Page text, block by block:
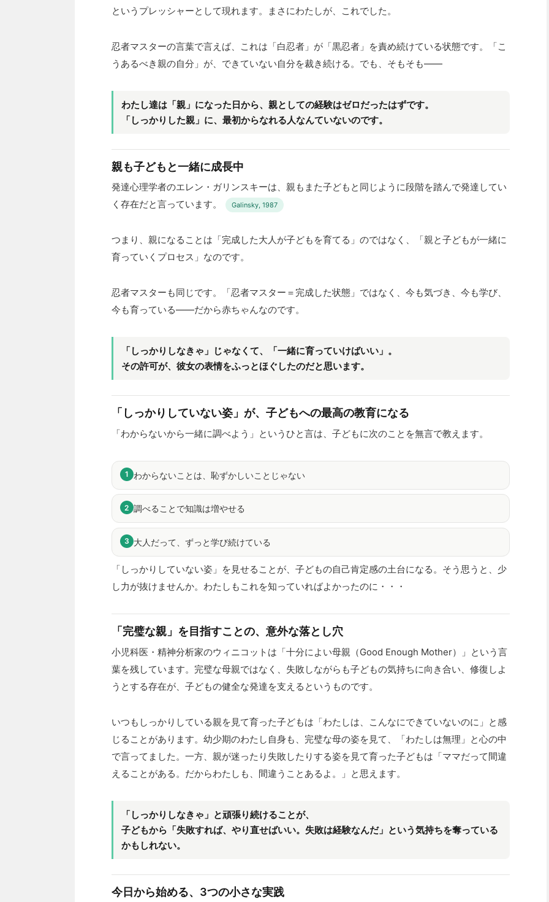
というプレッシャーとして現れます。まさにわたしが、これでした。
忍者マスターの言葉で言えば、これは「白忍者」が「黒忍者」を責め続けている状態です。「こ
うあるべき親の自分」が、できていない自分を裁き続ける。でも、そもそも——
わたし達は「親」になった日から、親としての経験はゼロだったはずです。
「しっかりした親」に、最初からなれる人なんていないのです。
親も子どもと一緒に成長中
発達心理学者のエレン・ガリンスキーは、親もまた子どもと同じように段階を踏んで発達してい
く存在だと言っています。
Galinsky, 1987
つまり、親になることは「完成した大人が子どもを育てる」のではなく、「親と子どもが一緒に
育っていくプロセス」なのです。
忍者マスターも同じです。「忍者マスター＝完成した状態」ではなく、今も気づき、今も学び、
今も育っている——だから赤ちゃんなのです。
「しっかりしなきゃ」じゃなくて、「一緒に育っていけばいい」。
その許可が、彼女の表情をふっとほぐしたのだと思います。
「しっかりしていない姿」が、子どもへの最高の教育になる
「わからないから一緒に調べよう」というひと言は、子どもに次のことを無言で教えます。
1 わからないことは、恥ずかしいことじゃない
2 調べることで知識は増やせる
3 大人だって、ずっと学び続けている
「しっかりしていない姿」を見せることが、子どもの自己肯定感の土台になる。そう思うと、少
し力が抜けませんか。わたしもこれを知っていればよかったのに・・・
「完璧な親」を目指すことの、意外な落とし穴
小児科医・精神分析家のウィニコットは「十分によい母親（Good Enough Mother）」という言
葉を残しています。完璧な母親ではなく、失敗しながらも子どもの気持ちに向き合い、修復しよ
うとする存在が、子どもの健全な発達を支えるというものです。
いつもしっかりしている親を見て育った子どもは「わたしは、こんなにできていないのに」と感
じることがあります。幼少期のわたし自身も、完璧な母の姿を見て、「わたしは無理」と心の中
で言ってました。一方、親が迷ったり失敗したりする姿を見て育った子どもは「ママだって間違
えることがある。だからわたしも、間違うことあるよ。」と思えます。
「しっかりしなきゃ」と頑張り続けることが、
子どもから「失敗すれば、やり直せばいい。失敗は経験なんだ」という気持ちを奪っている
かもしれない。
今日から始める、3つの小さな実践